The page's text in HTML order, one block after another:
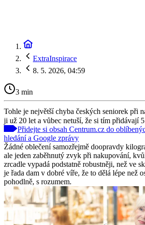
ExtraInspirace
8. 5. 2026, 04:59
3 min
Tohle je největší chyba českých seniorek při
ji už 20 let a vůbec netuší, že si tím přidávají
Přidejte si obsah Centrum.cz do
hledání a Google zprávy
Žádné oblečení samozřejmě doopravdy
ale jeden zaběhnutý zvyk při nakupování,
zrcadle vypadá podstatně robustněji, než ve
je řada dam v dobré víře, že to dělá lépe než
pohodlně, s rozumem.